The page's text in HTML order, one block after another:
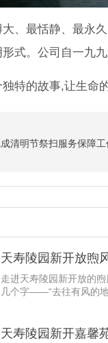
、最恬静、最永
式。公司自一九
特的故事,让生命
清明节祭扫服务保障工
天寿陵园新开放煦
走进天寿陵园新开放的
几个字——“去往有风的地
天寿陵园新开嘉馨